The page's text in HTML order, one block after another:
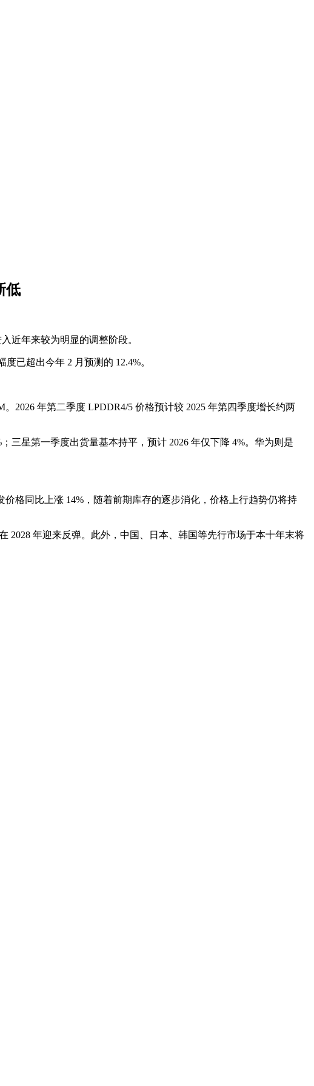
低
近年来较为明显的调整阶段。
已超出今年 2 月预测的 12.4%。
2026 年第二季度 LPDDR4/5 价格预计较 2025 年第四季度增长约两
三星第一季度出货量基本持平，预计 2026 年仅下降 4%。华为则是
格同比上涨 14%，随着前期库存的逐步消化，价格上行趋势仍将持
2028 年迎来反弹。此外，中国、日本、韩国等先行市场于本十年末将